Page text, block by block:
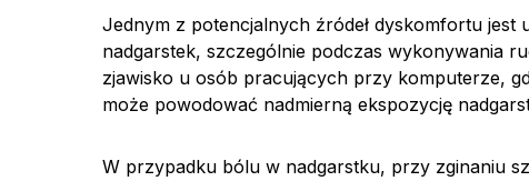
Jednym z potencjalnych źródeł dyskomfortu
nadgarstek, szczególnie podczas wykonywania
zjawisko u osób pracujących przy komputerze,
może powodować nadmierną ekspozycję
W przypadku bólu w nadgarstku, przy zginaniu